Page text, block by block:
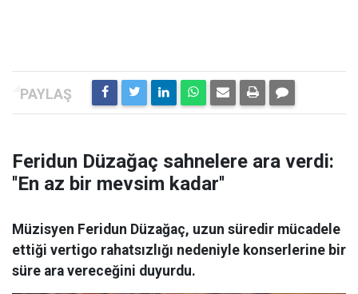
Feridun Düzağaç sahnelere ara verdi:
''En az bir mevsim kadar''
Müzisyen Feridun Düzağaç, uzun süredir mücadele
ettiği vertigo rahatsızlığı nedeniyle konserlerine bir
süre ara vereceğini duyurdu.